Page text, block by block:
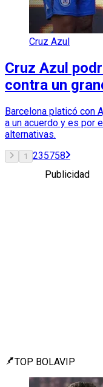
Cruz Azul
Cruz Azul
contra un
Barcelona platicó con
a un acuerdo y es por
alternativas.
1 235758
Publicidad
TOP BOLAVIP